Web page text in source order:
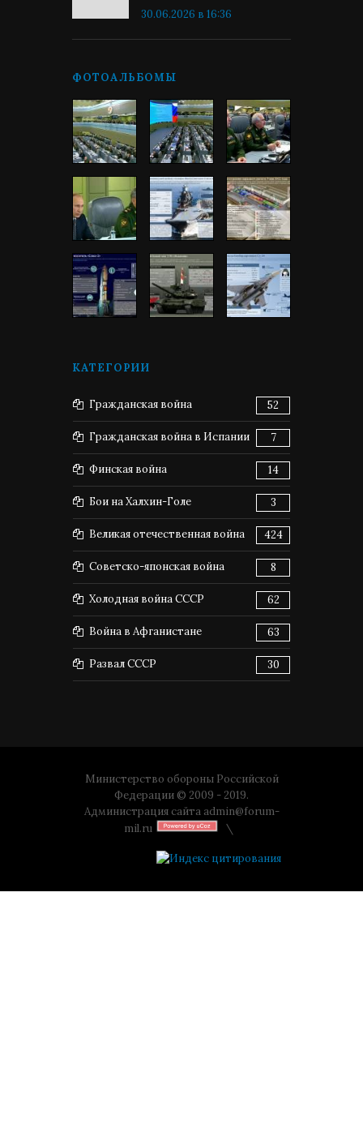
30.06.2026 в 16:36
ФОТОАЛЬБОМЫ
КАТЕГОРИИ
Гражданская война 52
Гражданская война в Испании 7
Финская война 14
Бои на Халхин-Голе 3
Великая отечественная война 424
Советско-японская война 8
Холодная война СССР 62
Война в Афганистане 63
Развал СССР 30
Министерство обороны Российской
Федерации © 2009 - 2019.
Администрация сайта admin@forum-
mil.ru